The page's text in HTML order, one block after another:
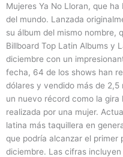
Mujeres Ya No Lloran, que
del mundo. Lanzada
su álbum del mismo nombre,
Billboard Top Latin Albums y
diciembre con un
fecha, 64 de los shows han
dólares y vendido más de
un nuevo récord como la
realizada por una mujer.
latina más taquillera en
que podría alcanzar el primer
diciembre. Las cifras